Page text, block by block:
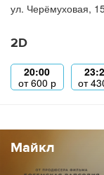
ул. Черёмуховая,
2D
20:00
от600 р
от
Майкл